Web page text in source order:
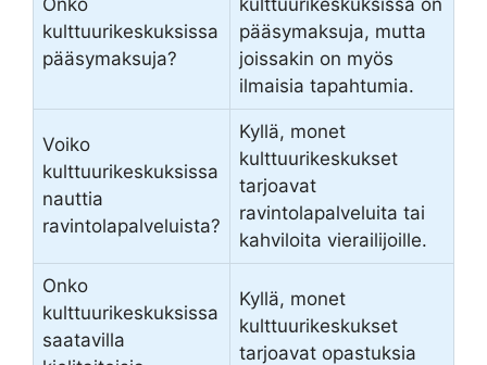
Onko
kulttuurikeskuksissa
pääsymaksuja?
kulttuurikeskuksissa on
pääsymaksuja, mutta
joissakin on myös
ilmaisia tapahtumia.
Voiko
kulttuurikeskuksissa
nauttia
ravintolapalveluista?
Kyllä, monet
kulttuurikeskukset
tarjoavat
ravintolapalveluita tai
kahviloita vierailijoille.
Onko
kulttuurikeskuksissa
saatavilla
Kyllä, monet
kulttuurikeskukset
tarjoavat opastuksia